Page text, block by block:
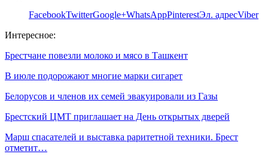
FacebookTwitterGoogle+WhatsAppPinterestЭл. адресViber
Интересное:
Брестчане повезли молоко и мясо в Ташкент
В июле подорожают многие марки сигарет
Белорусов и членов их семей эвакуировали из Газы
Брестский ЦМТ приглашает на День открытых дверей
Марш спасателей и выставка раритетной техники. Брест
отметит…